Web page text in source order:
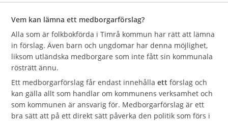
Vem kan lämna ett medborgarförslag?
Alla som är folkbokförda i Timrå kommun har rätt att lämna
in förslag. Även barn och ungdomar har denna möjlighet,
liksom utländska medborgare som inte fått sin kommunala
rösträtt ännu.
Ett medborgarförslag får endast innehållaett förslag och
kan gälla allt som handlar om kommunens verksamhet och
som kommunen är ansvarig för. Medborgarförslag är ett
bra sätt att på ett direkt sätt påverka den politik som förs i